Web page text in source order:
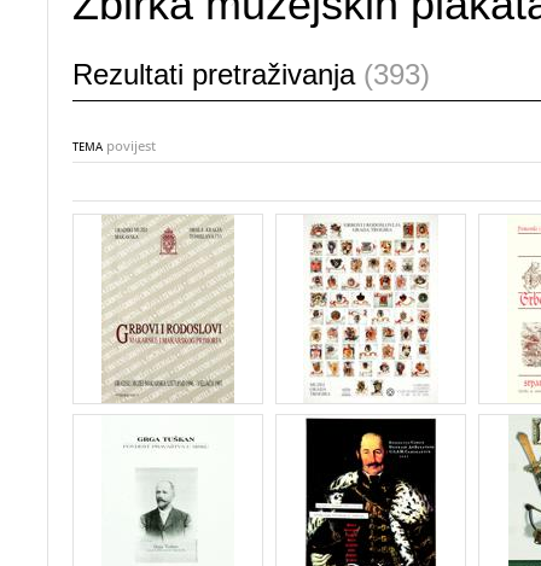
Rezultati pretraživanja (393)
TEMA povijest